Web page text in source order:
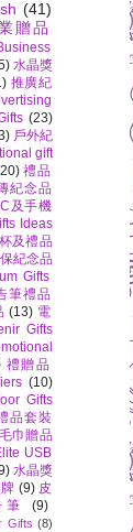
(41)
贈品
水晶獎
推廣紀
(23)
戶外紀
gift
禮品
紀念品
及手機
Ideas
及禮品
紀念品
Gifts
筆禮品
(13) 電
Gifts
禮贈品
(10)
Gifts
品套裝
巾贈品
USB
水晶獎
(9) 皮
筆 (9)
Gifts (8)